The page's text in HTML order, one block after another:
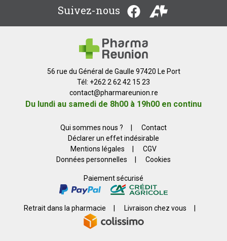
Suivez-nous
56 rue du Général de Gaulle 97420 Le Port
Tél: +262 2 62 42 15 23
contact@pharmareunion.re
Du lundi au samedi de 8h00 à 19h00 en continu
Qui sommes nous ?
Contact
Déclarer un effet indésirable
Mentions légales
CGV
Données personnelles
Cookies
Paiement sécurisé
Retrait dans la pharmacie Livraison chez vous